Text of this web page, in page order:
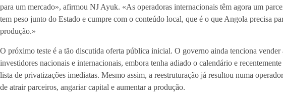
para um mercado», afirmou NJ Ayuk. «As operadoras internacionais têm agora um
tem peso junto do Estado e cumpre com o conteúdo local, que é o que Angola precisa
produção.»
O próximo teste é a tão discutida oferta pública inicial. O governo ainda tenciona vender
investidores nacionais e internacionais, embora tenha adiado o calendário e
lista de privatizações imediatas. Mesmo assim, a reestruturação já resultou numa
de atrair parceiros, angariar capital e aumentar a produção.